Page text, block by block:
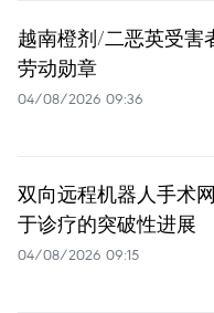
越南橙剂/二恶英受害
劳动勋章
04/08/2026 09:36
双向远程机器人手术
于诊疗的突破性进展
04/08/2026 09:15